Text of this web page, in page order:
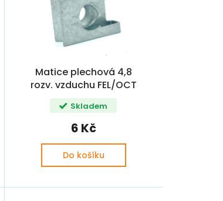
Matice plechová 4,8
rozv. vzduchu FEL/OCT
M98 OE
Skladem
6 Kč
Do košíku